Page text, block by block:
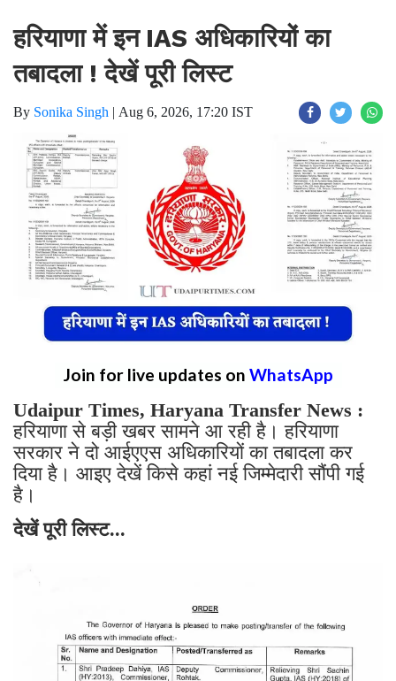
हरियाणा में इन IAS अधिकारियों का
तबादला ! देखें पूरी लिस्ट
By Sonika Singh | Aug 6, 2026, 17:20 IST
Join for live updates on WhatsApp
Udaipur Times, Haryana Transfer News :
हरियाणा से बड़ी खबर सामने आ रही है। हरियाणा
सरकार ने दो आईएएस अधिकारियों का तबादला कर
दिया है। आइए देखें किसे कहां नई जिम्मेदारी सौंपी गई
है।
देखें पूरी लिस्ट...